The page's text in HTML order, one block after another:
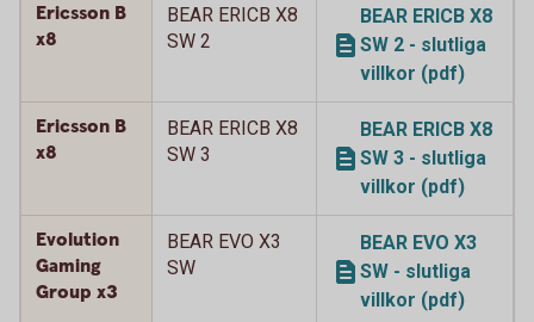
Ericsson B
x8
BEAR ERICB X8
SW 2
BEAR ERICB X8
SW 2 - slutliga
villkor (pdf)
Ericsson B
x8
BEAR ERICB X8
SW 3
BEAR ERICB X8
SW 3 - slutliga
villkor (pdf)
Evolution
Gaming
Group x3
BEAR EVO X3
SW
BEAR EVO X3
SW - slutliga
villkor (pdf)